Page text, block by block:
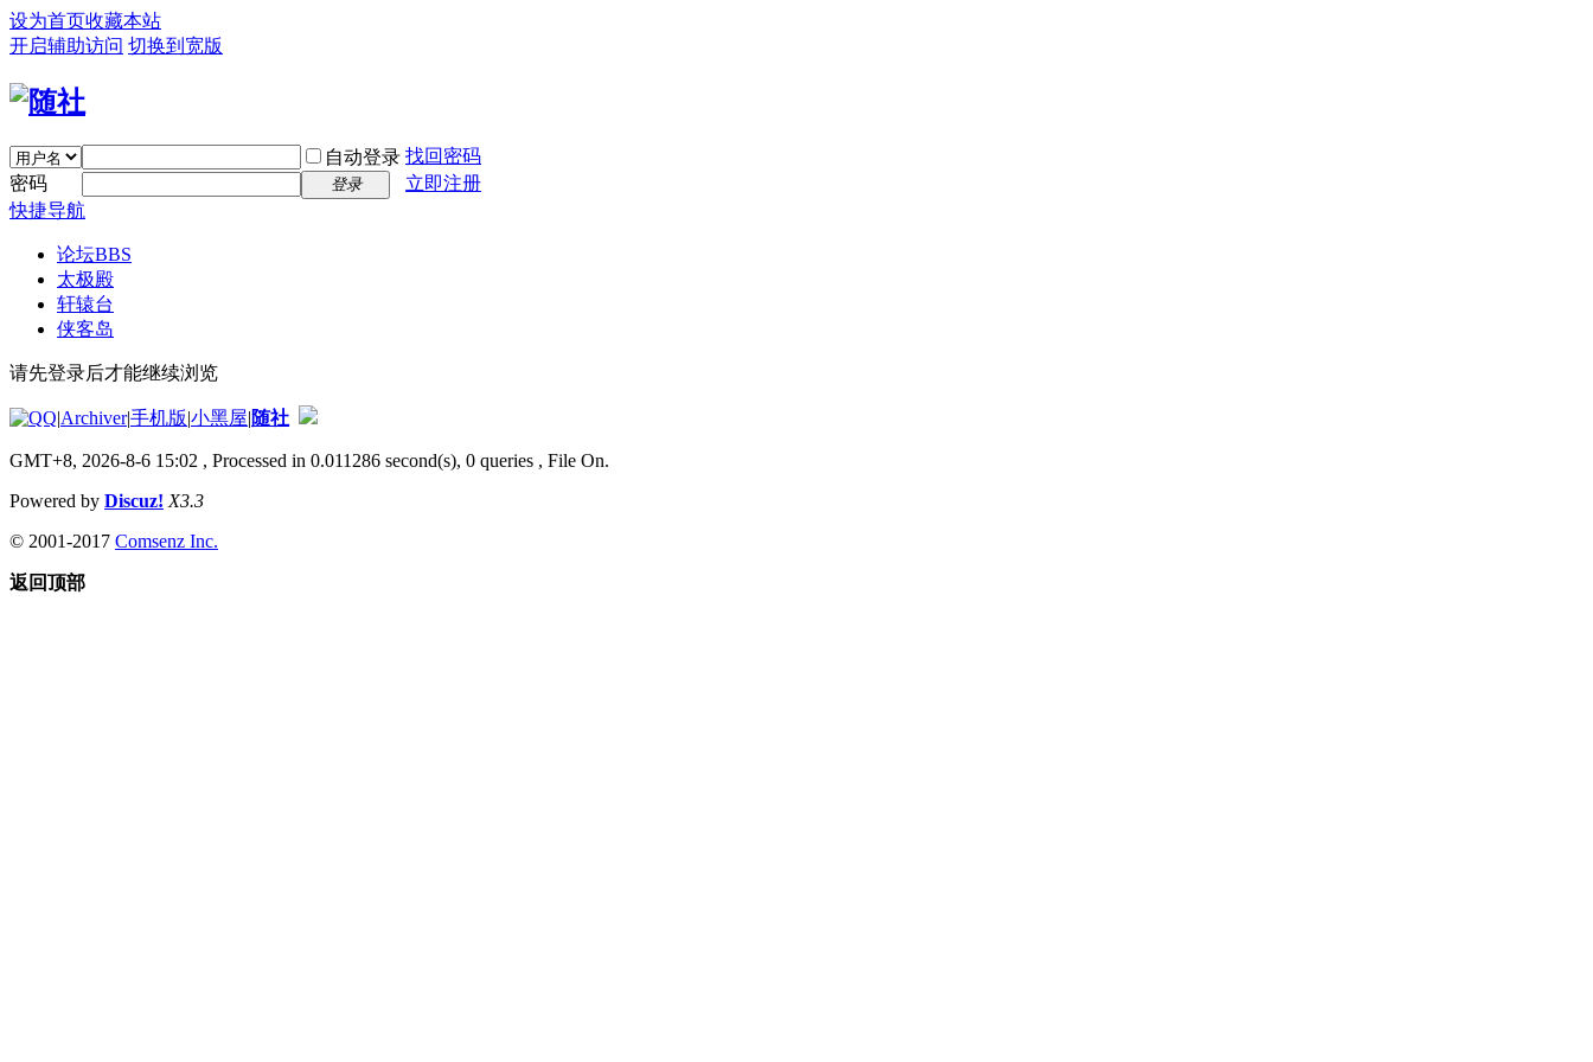
设为首页收藏本站
开启辅助访问 切换到宽版
自动登录 找回密码
密码
登录
立即注册
快捷导航
论坛BBS
太极殿
轩辕台
侠客岛
请先登录后才能继续浏览
|Archiver|手机版|小黑屋|随社
GMT+8, 2026-8-6 15:02 , Processed in 0.011286 second(s), 0 queries , File On.
Powered by Discuz! X3.3
© 2001-2017 Comsenz Inc.
返回顶部